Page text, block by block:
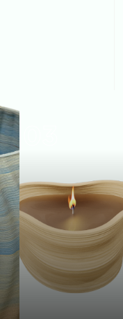
CHAKRA